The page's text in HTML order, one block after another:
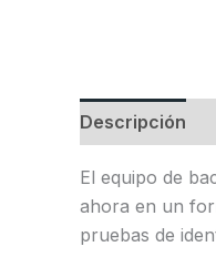
Descripción
El equipo de
ahora en un
pruebas de